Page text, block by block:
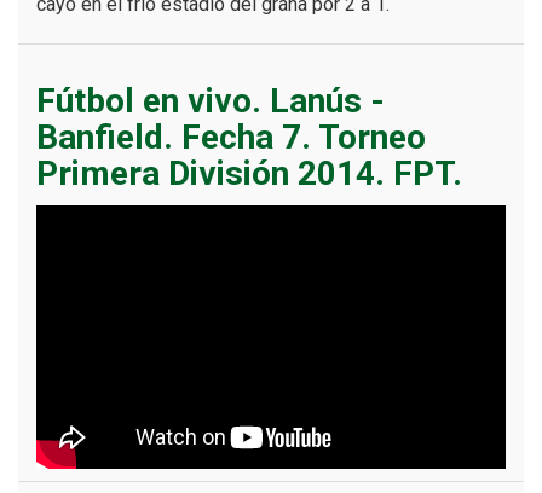
Fútbol en vivo. Lanús -
Banfield. Fecha 7. Torneo
Primera División 2014. FPT.